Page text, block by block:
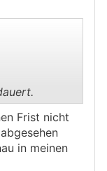
Frist nicht
in meinen